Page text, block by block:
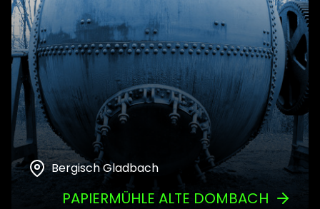
Bergisch Gladbach
PAPIERMÜHLE ALTE DOMBACH